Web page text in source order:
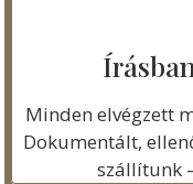
Minden elvégzett
Dokumentált,
szállítunk